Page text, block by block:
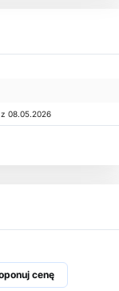
08.05.2026
cenę